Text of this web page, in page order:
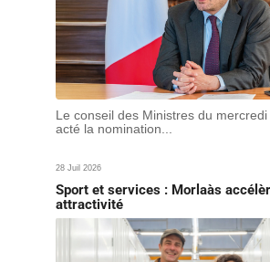
Le conseil des Ministres du
acté la nomination...
28 Juil 2026
Sport et services : Morlaàs
attractivité